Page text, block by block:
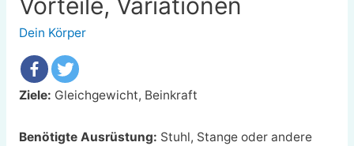
Dein Körper
Ziele: Gleichgewicht, Beinkraft
Benötigte Ausrüstung: Stuhl, Stange oder andere